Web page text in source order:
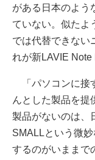
がある日本のよう
ていない。似たよ
では代替できない
れが新LAVIE Note
「パソコンに接
んとした製品を提
製品がないのは、
SMALLという微
するのがいままで